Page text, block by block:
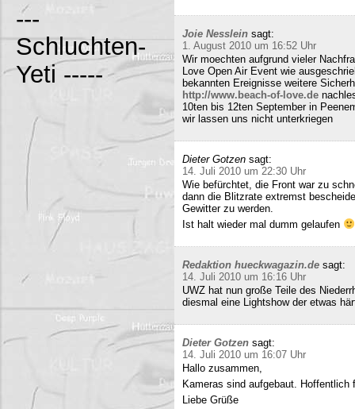
---
Schluchten-
Yeti -----
Joie Nesslein sagt:
1. August 2010 um 16:52 Uhr
Wir moechten aufgrund vieler
Love Open Air Event wie
bekannten Ereignisse weitere
http://www.beach-of-love.de
10ten bis 12ten September in
wir lassen uns nicht unterkriegen
Dieter Gotzen sagt:
14. Juli 2010 um 22:30 Uhr
Wie befürchtet, die Front war zu
dann die Blitzrate extremst
Gewitter zu werden.
Ist halt wieder mal dumm gelaufen
Redaktion hueckwagazin.de sagt:
14. Juli 2010 um 16:16 Uhr
UWZ hat nun große Teile des
diesmal eine Lightshow der etwas
Dieter Gotzen sagt:
14. Juli 2010 um 16:07 Uhr
Hallo zusammen,
Kameras sind aufgebaut.
Liebe Grüße